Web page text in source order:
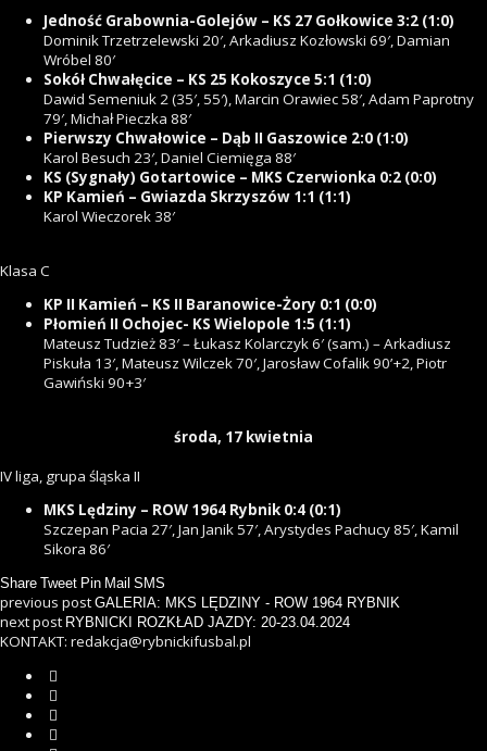
Jedność Grabownia-Golejów – KS 27 Gołkowice 3:2 (1:0)
Dominik Trzetrzelewski 20′, Arkadiusz Kozłowski 69′, Damian
Wróbel 80′
Sokół Chwałęcice – KS 25 Kokoszyce 5:1 (1:0)
Dawid Semeniuk 2 (35′, 55′), Marcin Orawiec 58′, Adam Paprotny
79′, Michał Pieczka 88′
Pierwszy Chwałowice – Dąb II Gaszowice 2:0 (1:0)
Karol Besuch 23′, Daniel Ciemięga 88′
KS (Sygnały) Gotartowice – MKS Czerwionka 0:2 (0:0)
KP Kamień – Gwiazda Skrzyszów 1:1 (1:1)
Karol Wieczorek 38′
Klasa C
KP II Kamień – KS II Baranowice-Żory 0:1 (0:0)
Płomień II Ochojec- KS Wielopole 1:5 (1:1)
Mateusz Tudzież 83′ – Łukasz Kolarczyk 6′ (sam.) – Arkadiusz
Piskuła 13′, Mateusz Wilczek 70′, Jarosław Cofalik 90’+2, Piotr
Gawiński 90+3′
środa, 17 kwietnia
IV liga, grupa śląska II
MKS Lędziny – ROW 1964 Rybnik 0:4 (0:1)
Szczepan Pacia 27′, Jan Janik 57′, Arystydes Pachucy 85′, Kamil
Sikora 86′
Share Tweet Pin Mail SMS
previous postGALERIA: MKS LĘDZINY - ROW 1964 RYBNIK
next post RYBNICKI ROZKŁAD JAZDY: 20-23.04.2024
KONTAKT: redakcja@rybnickifusbal.pl